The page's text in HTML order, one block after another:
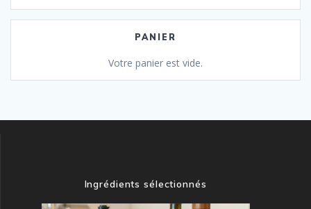
PANIER
Votre panier est vide.
Ingrédients sélectionnés